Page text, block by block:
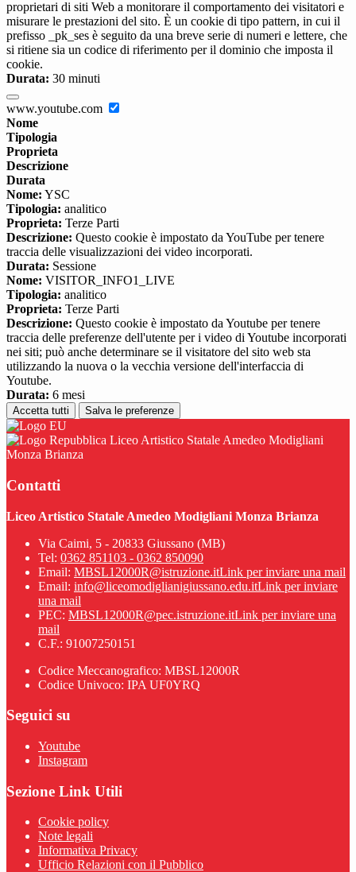
proprietari di siti Web a monitorare il comportamento dei visitatori e
misurare le prestazioni del sito. È un cookie di tipo pattern, in cui il
prefisso _pk_ses è seguito da una breve serie di numeri e lettere, che
si ritiene sia un codice di riferimento per il dominio che imposta il
cookie.
Durata: 30 minuti
www.youtube.com
Nome
Tipologia
Proprieta
Descrizione
Durata
Nome: YSC
Tipologia: analitico
Proprieta: Terze Parti
Descrizione: Questo cookie è impostato da YouTube per tenere
traccia delle visualizzazioni dei video incorporati.
Durata: Sessione
Nome: VISITOR_INFO1_LIVE
Tipologia: analitico
Proprieta: Terze Parti
Descrizione: Questo cookie è impostato da Youtube per tenere
traccia delle preferenze dell'utente per i video di Youtube incorporati
nei siti; può anche determinare se il visitatore del sito web sta
utilizzando la nuova o la vecchia versione dell'interfaccia di
Youtube.
Durata: 6 mesi
Accetta tutti Salva le preferenze
Liceo Artistico Statale Amedeo Modigliani
Monza Brianza
Contatti
Liceo Artistico Statale Amedeo Modigliani Monza Brianza
Via Caimi, 5 - 20833 Giussano (MB)
Tel: 0362 851103 - 0362 850090
Email: MBSL12000R@istruzione.itLink per inviare una mail
Email: info@liceomodiglianigiussano.edu.itLink per inviare
una mail
PEC: MBSL12000R@pec.istruzione.itLink per inviare una
mail
C.F.: 91007250151
Codice Meccanografico: MBSL12000R
Codice Univoco: IPA UF0YRQ
Seguici su
Youtube
Instagram
Sezione Link Utili
Cookie policy
Note legali
Informativa Privacy
Ufficio Relazioni con il Pubblico